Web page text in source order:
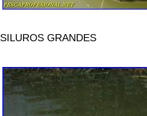
SILUROS GRANDES